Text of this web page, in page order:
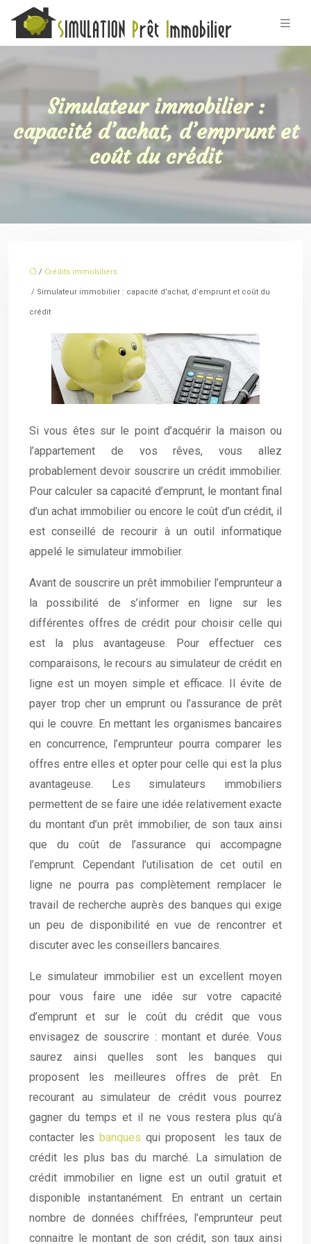
Simulateur immobilier :
capacité d’achat, d’emprunt et
coût du crédit
/ Crédits immobiliers
/ Simulateur immobilier : capacité d’achat, d’emprunt et coût du
crédit
Si vous êtes sur le point d’acquérir la maison ou
l’appartement de vos rêves, vous allez
probablement devoir souscrire un crédit immobilier.
Pour calculer sa capacité d’emprunt, le montant final
d’un achat immobilier ou encore le coût d’un crédit, il
est conseillé de recourir à un outil informatique
appelé le simulateur immobilier.
Avant de souscrire un prêt immobilier l’emprunteur a
la possibilité de s’informer en ligne sur les
différentes offres de crédit pour choisir celle qui
est la plus avantageuse. Pour effectuer ces
comparaisons, le recours au simulateur de crédit en
ligne est un moyen simple et efficace. Il évite de
payer trop cher un emprunt ou l’assurance de prêt
qui le couvre. En mettant les organismes bancaires
en concurrence, l’emprunteur pourra comparer les
offres entre elles et opter pour celle qui est la plus
avantageuse. Les simulateurs immobiliers
permettent de se faire une idée relativement exacte
du montant d’un prêt immobilier, de son taux ainsi
que du coût de l’assurance qui accompagne
l’emprunt. Cependant l’utilisation de cet outil en
ligne ne pourra pas complètement remplacer le
travail de recherche auprès des banques qui exige
un peu de disponibilité en vue de rencontrer et
discuter avec les conseillers bancaires.
Le simulateur immobilier est un excellent moyen
pour vous faire une idée sur votre capacité
d’emprunt et sur le coût du crédit que vous
envisagez de souscrire : montant et durée. Vous
saurez ainsi quelles sont les banques qui
proposent les meilleures offres de prêt. En
recourant au simulateur de crédit vous pourrez
gagner du temps et il ne vous restera plus qu’à
contacter les banques qui proposent les taux de
crédit les plus bas du marché. La simulation de
crédit immobilier en ligne est un outil gratuit et
disponible instantanément. En entrant un certain
nombre de données chiffrées, l’emprunteur peut
connaitre le montant de son crédit, son taux ainsi